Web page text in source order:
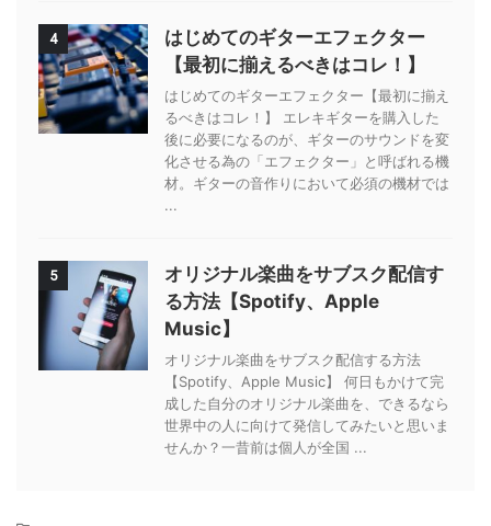
4
はじめてのギターエフェクター
【最初に揃えるべきはコレ！】
はじめてのギターエフェクター【最初に揃え
るべきはコレ！】 エレキギターを購入した
後に必要になるのが、ギターのサウンドを変
化させる為の「エフェクター」と呼ばれる機
材。ギターの音作りにおいて必須の機材では
...
5
オリジナル楽曲をサブスク配信す
る方法【Spotify、Apple
Music】
オリジナル楽曲をサブスク配信する方法
【Spotify、Apple Music】 何日もかけて完
成した自分のオリジナル楽曲を、できるなら
世界中の人に向けて発信してみたいと思いま
せんか？一昔前は個人が全国 ...